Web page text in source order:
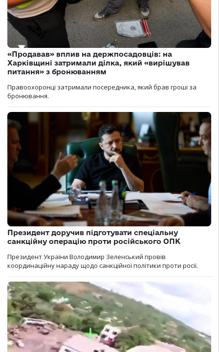
«Продавав» вплив на держпосадовців: на
Харківщині затримали ділка, який «вирішував
питання» з бронюванням
Правоохоронці затримали посередника, який брав гроші за
бронювання.
Президент доручив підготувати спеціальну
санкційну операцію проти російського ОПК
Президент України Володимир Зеленський провів
координаційну нараду щодо санкційної політики проти росії.